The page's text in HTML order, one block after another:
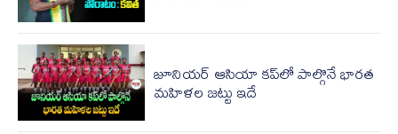
జూనియర్ ఆసియా కప్‌లో పాల్గొనే భారత
మహిళల జట్టు ఇదే